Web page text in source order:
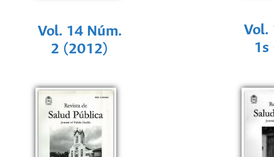
Vol. 14 Núm.
2 (2012)
Vol.
1s